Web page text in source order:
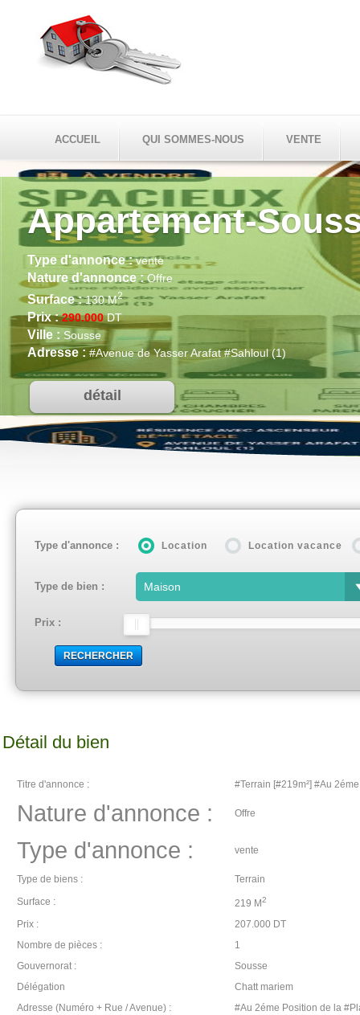
ACCUEIL QUI SOMMES-NOUS VENTE
Appartement-
Type d'annonce : vente
Nature d'annonce :Offre
Surface :130 M2
Prix :290.000DT
Ville : Sousse
Adresse : #Avenue de Yasser Arafat #Sahloul (1)
détail
Type d'annonce : Location Location vacance
Type de bien :
Prix :
Détail du bien
Titre d'annonce : #Terrain [#219m²] #Au
Nature d'annonce : Offre
Type d'annonce : vente
Type de biens :
Terrain
Surface :
219 M2
Prix :
207.000 DT
Nombre de pièces :
1
Gouvernorat :
Sousse
Délégation
Chatt mariem
Adresse (Numéro + Rue / Avenue) :
#Au 2éme Position de la